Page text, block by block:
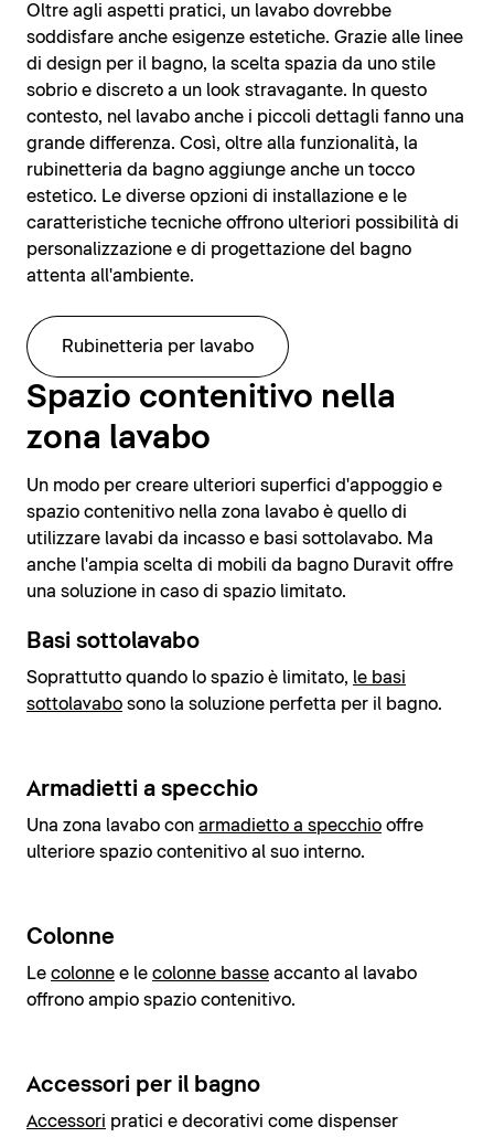
Oltre agli aspetti pratici, un lavabo dovrebbe
soddisfare anche esigenze estetiche. Grazie alle linee
di design per il bagno, la scelta spazia da uno stile
sobrio e discreto a un look stravagante. In questo
contesto, nel lavabo anche i piccoli dettagli fanno una
grande differenza. Così, oltre alla funzionalità, la
rubinetteria da bagno aggiunge anche un tocco
estetico. Le diverse opzioni di installazione e le
caratteristiche tecniche offrono ulteriori possibilità di
personalizzazione e di progettazione del bagno
attenta all'ambiente.
Rubinetteria per lavabo
Spazio contenitivo nella
zona lavabo
Un modo per creare ulteriori superfici d'appoggio e
spazio contenitivo nella zona lavabo è quello di
utilizzare lavabi da incasso e basi sottolavabo. Ma
anche l'ampia scelta di mobili da bagno Duravit offre
una soluzione in caso di spazio limitato.
Basi sottolavabo
Soprattutto quando lo spazio è limitato, le basi
sottolavabo sono la soluzione perfetta per il bagno.
Armadietti a specchio
Una zona lavabo con armadietto a specchio offre
ulteriore spazio contenitivo al suo interno.
Colonne
Le colonne e le colonne basse accanto al lavabo
offrono ampio spazio contenitivo.
Accessori per il bagno
Accessori pratici e decorativi come dispenser